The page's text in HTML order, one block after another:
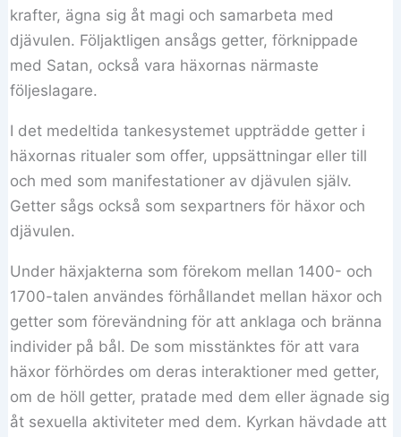
krafter, ägna sig åt magi och samarbeta med
djävulen. Följaktligen ansågs getter, förknippade
med Satan, också vara häxornas närmaste
följeslagare.
I det medeltida tankesystemet uppträdde getter i
häxornas ritualer som offer, uppsättningar eller till
och med som manifestationer av djävulen själv.
Getter sågs också som sexpartners för häxor och
djävulen.
Under häxjakterna som förekom mellan 1400- och
1700-talen användes förhållandet mellan häxor och
getter som förevändning för att anklaga och bränna
individer på bål. De som misstänktes för att vara
häxor förhördes om deras interaktioner med getter,
om de höll getter, pratade med dem eller ägnade sig
åt sexuella aktiviteter med dem. Kyrkan hävdade att